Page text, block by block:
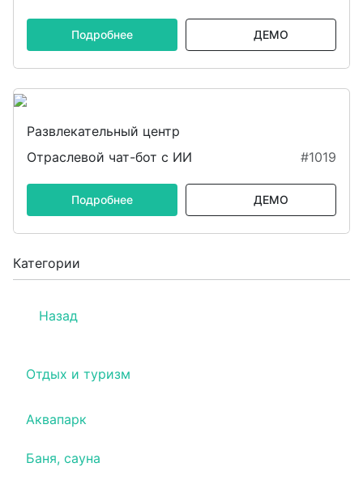
Категории
Назад
Отдых и туризм
Аквапарк
Баня, сауна
Подробнее ДЕМО
Развлекательный центр
Отраслевой чат-бот с ИИ
#1019
Подробнее ДЕМО